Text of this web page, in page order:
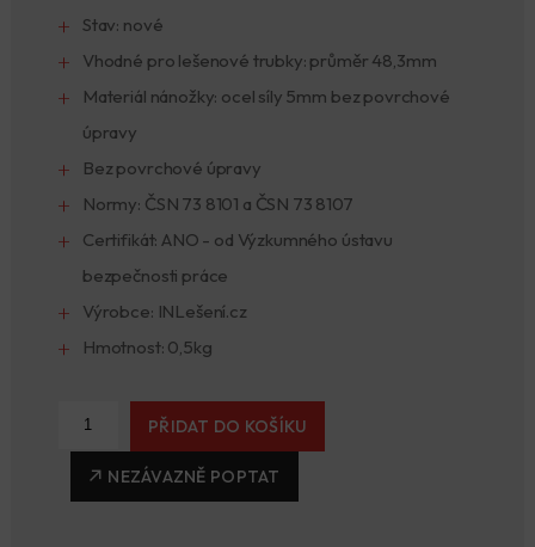
Stav: nové
Vhodné pro lešenové trubky: průměr 48,3mm
Materiál nánožky: ocel síly 5mm bez povrchové
úpravy
Bez povrchové úpravy
Normy: ČSN 73 8101 a ČSN 73 8107
Certifikát: ANO - od Výzkumného ústavu
bezpečnosti práce
Výrobce: INLešení.cz
Hmotnost: 0,5kg
PŘIDAT DO KOŠÍKU
NEZÁVAZNĚ POPTAT